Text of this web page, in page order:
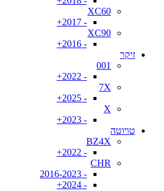
XC60
- 2017+
XC90
- 2016+
זיקר
001
- 2022+
7X
- 2025+
X
- 2023+
טויוטה
BZ4X
- 2022+
CHR
- 2016-2023
- 2024+